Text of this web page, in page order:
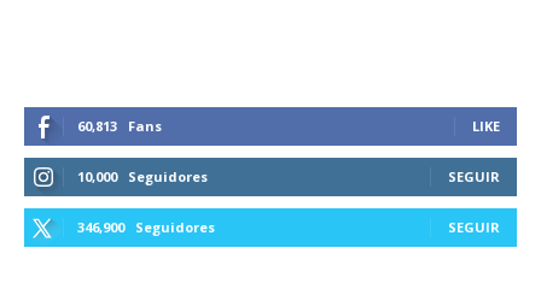
60,813 Fans LIKE
10,000 Seguidores SEGUIR
346,900 Seguidores SEGUIR